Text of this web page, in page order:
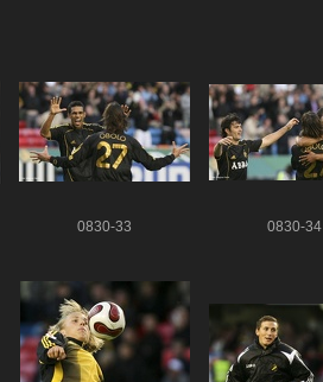
0830-33 0830-34